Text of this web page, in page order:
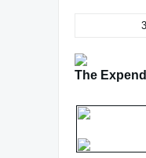
The